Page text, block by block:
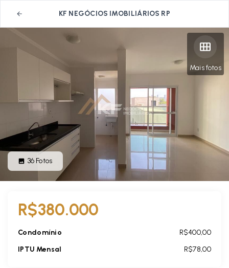
KF NEGÓCIOS IMOBILIÁRIOS RP
Mais fotos
36 Fotos
R$380.000
Condomínio
R$400,00
IPTU Mensal
R$78,00